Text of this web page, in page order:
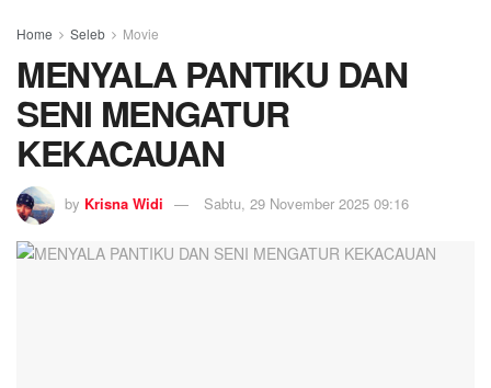
Home Seleb Movie
MENYALA PANTIKU DAN
SENI MENGATUR
KEKACAUAN
by Krisna Widi Sabtu, 29 November 2025 09:16